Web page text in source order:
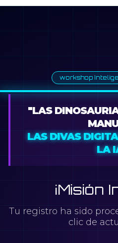
workshop
"LAS
LAS DIVAS
LA
¡Misión
Tu registro ha sido
clic de